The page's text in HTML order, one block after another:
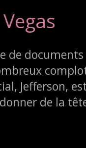
de
Jefferson,
de la